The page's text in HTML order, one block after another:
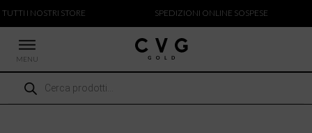
I NOSTRI STORE SPEDIZIONI ONLINE SOSPESE
MENU
Ricerca
prodotti
ARRIVI